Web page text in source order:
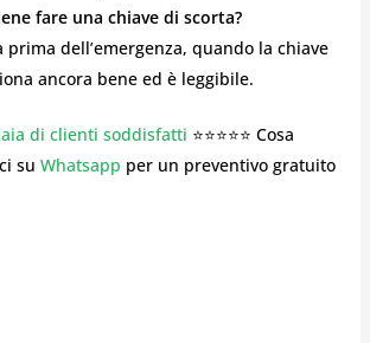
fare una chiave di scorta?
prima dell’emergenza, quando la chiave
ancora bene ed è leggibile.
di clienti soddisfatti ⭐⭐⭐⭐⭐ Cosa
su Whatsapp per un preventivo gratuito